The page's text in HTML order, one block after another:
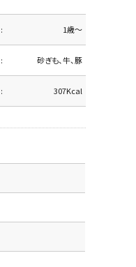
1歳～
砂ぎも、牛、豚
307Kcal